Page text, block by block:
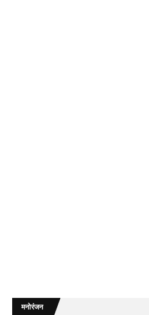
मनोरंजन